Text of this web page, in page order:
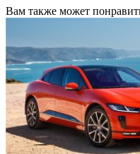
Вам также может